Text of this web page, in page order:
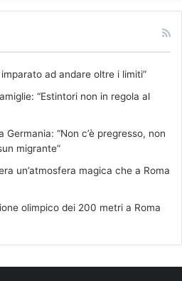
ad andare oltre i limiti”
“Estintori non in regola al
Germania: “Non c’è pregresso, non
migrante”
un’atmosfera magica che a Roma
olimpico dei 200 metri a Roma